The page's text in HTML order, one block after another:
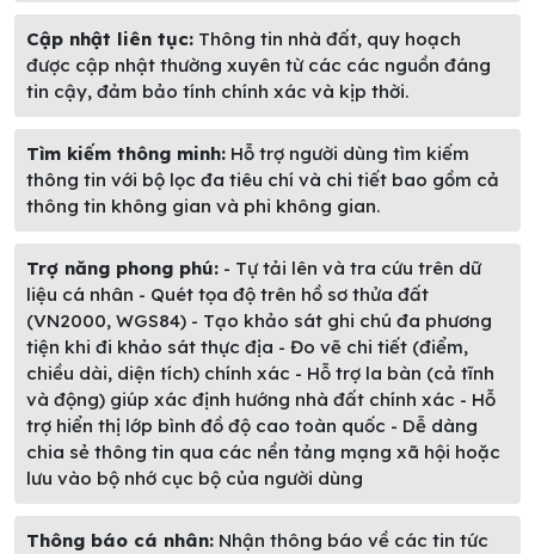
Cập nhật liên tục: Thông tin nhà đất, quy hoạch
được cập nhật thường xuyên từ các các nguồn đáng
tin cậy, đảm bảo tính chính xác và kịp thời.
Tìm kiếm thông minh: Hỗ trợ người dùng tìm kiếm
thông tin với bộ lọc đa tiêu chí và chi tiết bao gồm cả
thông tin không gian và phi không gian.
Trợ năng phong phú: - Tự tải lên và tra cứu trên dữ
liệu cá nhân - Quét tọa độ trên hồ sơ thửa đất
(VN2000, WGS84) - Tạo khảo sát ghi chú đa phương
tiện khi đi khảo sát thực địa - Đo vẽ chi tiết (điểm,
chiều dài, diện tích) chính xác - Hỗ trợ la bàn (cả tĩnh
và động) giúp xác định hướng nhà đất chính xác - Hỗ
trợ hiển thị lớp bình đồ độ cao toàn quốc - Dễ dàng
chia sẻ thông tin qua các nền tảng mạng xã hội hoặc
lưu vào bộ nhớ cục bộ của người dùng
Thông báo cá nhân: Nhận thông báo về các tin tức